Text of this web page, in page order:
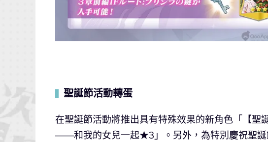
聖誕節活動轉蛋
在聖誕節活動將推出具有特殊效果的新角色「【
――和我的女兒一起★3」。另外，為特別慶祝聖誕